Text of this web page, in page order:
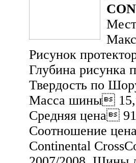
Рисунок
Глубина рисунка
Твердость по
Масса шины
Средняя цена
Соотношение
Continental